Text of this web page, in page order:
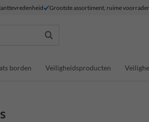
Grootste assortiment, ruime
borden Veiligheidsproducten